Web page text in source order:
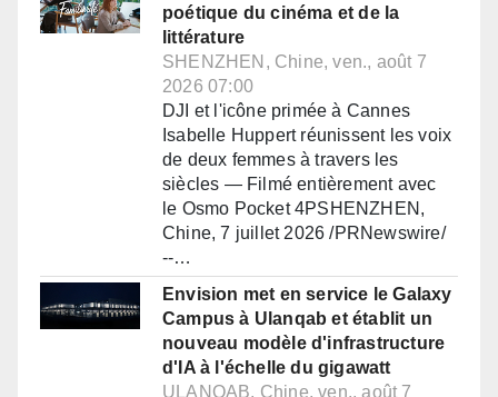
poétique du cinéma et de la
littérature
SHENZHEN, Chine, ven., août 7
2026 07:00
DJI et l'icône primée à Cannes
Isabelle Huppert réunissent les voix
de deux femmes à travers les
siècles — Filmé entièrement avec
le Osmo Pocket 4PSHENZHEN,
Chine, 7 juillet 2026 /PRNewswire/
--…
Envision met en service le Galaxy
Campus à Ulanqab et établit un
nouveau modèle d'infrastructure
d'IA à l'échelle du gigawatt
ULANQAB, Chine, ven., août 7